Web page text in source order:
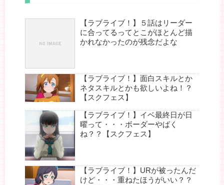
【ラブライブ！】５話はリーダー
に合ってるってとこがほとんど描
かれなかったのが残念だよな
【ラブライブ！】面白スキルとか
ネタスキルとかも欲しいよね！？
【スクフェス】
【ラブライブ！】イベ最終日が日
曜って・・・ボーダーやばく
ね？？【スクフェス】
【ラブライブ！】URが被ったんだ
けど・・・重ねたほうがいい？？